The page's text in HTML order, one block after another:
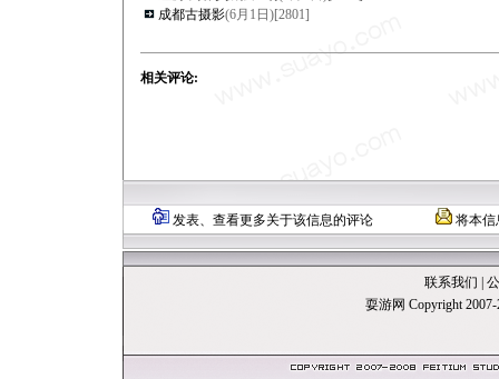
成都古摄影(6月1日)[2801]
相关评论:
发表、查看更多关于该信息的评论 将本信
联系我们
耍游网 Copyright